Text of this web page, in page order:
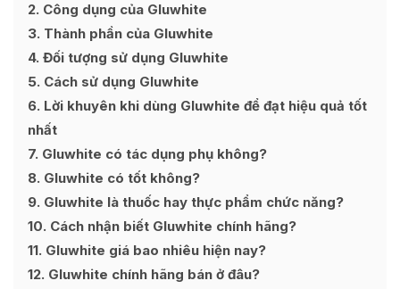
2 Công dụng của Gluwhite
3 Thành phần của Gluwhite
4 Đối tượng sử dụng Gluwhite
5 Cách sử dụng Gluwhite
6 Lời khuyên khi dùng Gluwhite để đạt hiệu quả tốt
nhất
7 Gluwhite có tác dụng phụ không?
8 Gluwhite có tốt không?
9 Gluwhite là thuốc hay thực phẩm chức năng?
10 Cách nhận biết Gluwhite chính hãng?
11 Gluwhite giá bao nhiêu hiện nay?
12 Gluwhite chính hãng bán ở đâu?